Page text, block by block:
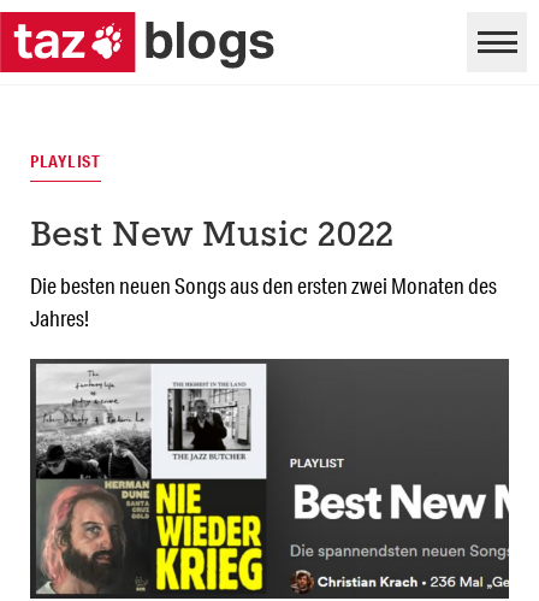
PLAYLIST
Best New Music 2022
Die besten neuen Songs aus den ersten zwei Monaten des
Jahres!